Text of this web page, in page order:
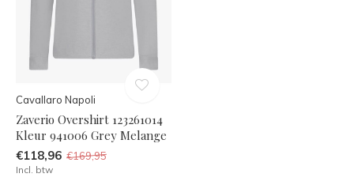
Cavallaro Napoli
Zaverio Overshirt 123261014
Kleur 941006 Grey Melange
€118,96 €169,95
Incl. btw